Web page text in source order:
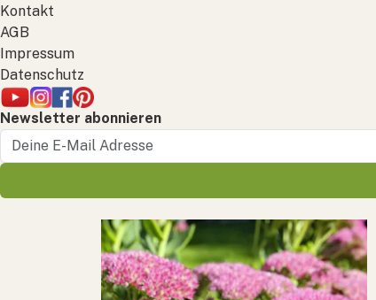
Kontakt
AGB
Impressum
Datenschutz
Newsletter abonnieren